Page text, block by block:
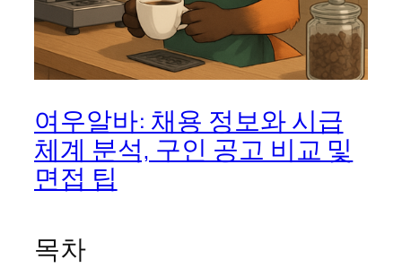
여우알바: 채용 정보와 시급
체계 분석, 구인 공고 비교 및
면접 팁
목차